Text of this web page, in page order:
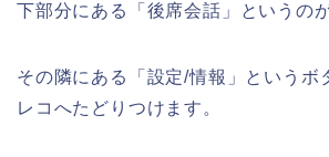
下部分にある「後席会話」というの
その隣にある「設定/情報」というボ
レコへたどりつけます。